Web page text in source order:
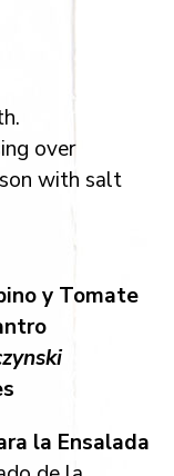
over
with salt
y Tomate
la Ensalada